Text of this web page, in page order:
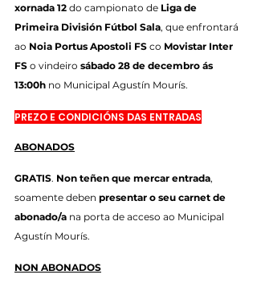
xornada 12 do campionato de Liga de
Primeira División Fútbol Sala, que enfrontará
ao Noia Portus Apostoli FS co Movistar Inter
FS o vindeiro sábado 28 de decembro ás
13:00h no Municipal Agustín Mourís.
PREZO E CONDICIÓNS DAS ENTRADAS
ABONADOS
GRATIS. Non teñen que mercar entrada,
soamente deben presentar o seu carnet de
abonado/a na porta de acceso ao Municipal
Agustín Mourís.
NON ABONADOS